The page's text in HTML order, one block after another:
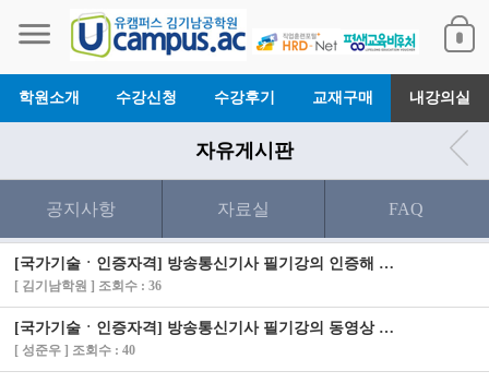
학원소개 수강신청 수강후기 교재구매 내강의실
자유게시판
공지사항 자료실 FAQ
[국가기술ㆍ인증자격] 방송통신기사 필기강의 인증해 드렸습니다.
[ 김기남학원 ] 조회수 : 36
[국가기술ㆍ인증자격] 방송통신기사 필기강의 동영상 안나옵니다
[ 성준우 ] 조회수 : 40